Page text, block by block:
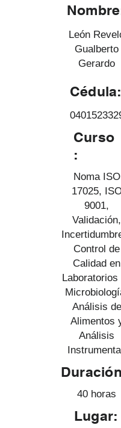
León
Gualberto
Gerardo
Cédula:
Curso
:
Noma ISO
17025,
9001,
Validación,
Control de
Calidad en
Laboratorios
Análisis de
Alimentos
Análisis
40 horas
Lugar: